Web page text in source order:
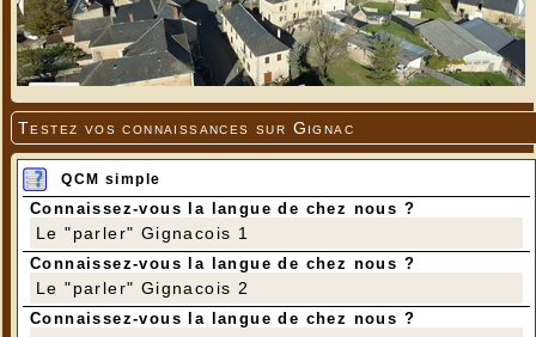
Testez vos connaissances sur Gignac
QCM simple
Connaissez-vous la langue de chez nous ?
Le "parler" Gignacois 1
Connaissez-vous la langue de chez nous ?
Le "parler" Gignacois 2
Connaissez-vous la langue de chez nous ?